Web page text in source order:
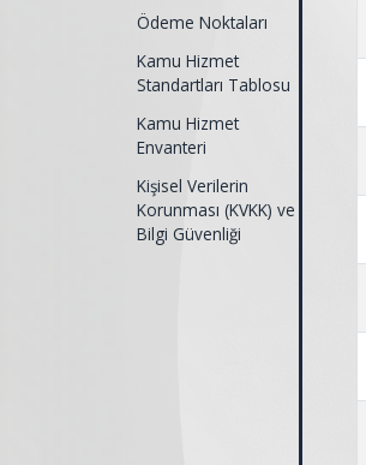
Ödeme Noktaları
Kamu Hizmet
Standartları Tablosu
Kamu Hizmet
Envanteri
Kişisel Verilerin
Korunması (KVKK) ve
Bilgi Güvenliği